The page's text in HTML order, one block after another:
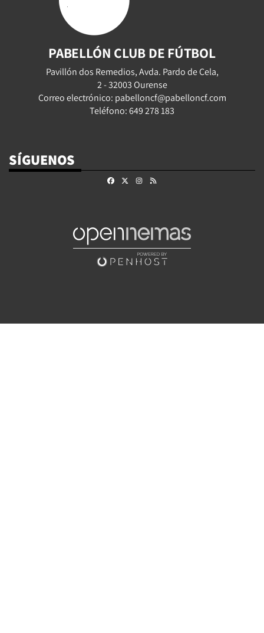
PABELLÓN CLUB DE FÚTBOL
Pavillón dos Remedios, Avda. Pardo de Cela,
2 - 32003 Ourense
Correo electrónico: pabelloncf@pabelloncf.com
Teléfono: 649 278 183
SÍGUENOS
FacebookInstagram